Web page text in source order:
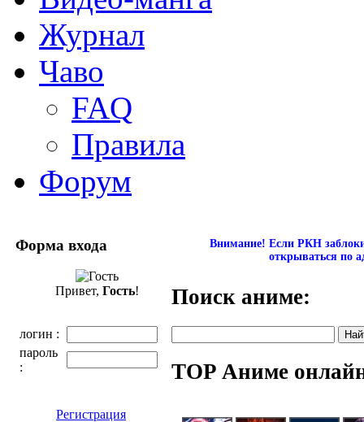
Журнал
Чаво
FAQ
Правила
Форум
Форма входа
Привет, Гость!
логин :
пароль
:
Регистрация
Внимание! Если РКН
открываться по
Поиск аниме:
TOP Аниме